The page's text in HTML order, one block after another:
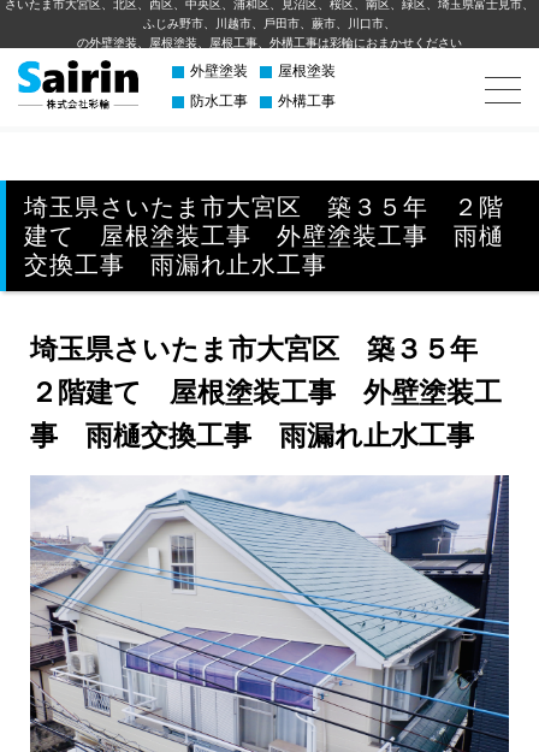
さいたま市大宮区、北区、西区、中央区、浦和区、見沼区、桜区、南区、緑区、埼玉県富士見市、
ふじみ野市、川越市、⼾⽥市、蕨市、川⼝市、
の外壁塗装、屋根塗装、屋根工事、外構⼯事は彩輪におまかせください
外壁塗装
屋根塗装
防水工事
外構工事
埼玉県さいたま市大宮区 築３５年 ２階
建て 屋根塗装工事 外壁塗装工事 雨樋
交換工事 雨漏れ止水工事
埼玉県さいたま市大宮区 築３５年
２階建て 屋根塗装工事 外壁塗装工
事 雨樋交換工事 雨漏れ止水工事